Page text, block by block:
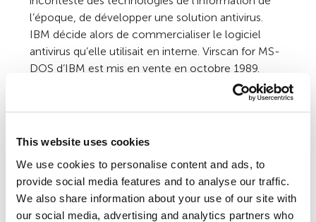
This website uses cookies
We use cookies to personalise content and ads, to
provide social media features and to analyse our traffic.
We also share information about your use of our site with
our social media, advertising and analytics partners who
l’époque, de développer une solution antivirus.
IBM décide alors de commercialiser le logiciel
antivirus qu’elle utilisait en interne. Virscan for MS-
DOS d’IBM est mis en vente en octobre 1989.
Après avoir réfléchi à la question et réalisé une
projet antivirus développé au TJ Watson Research
commerciale complète. Viruscan for MS DOS
d’IBM est vendu à l’époque pour la modique
somme de 35 dollars américains.